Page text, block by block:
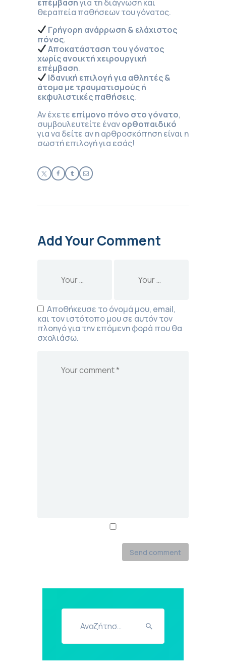
επέμβασηγια τη διάγνωση και
θεραπεία παθήσεων του γόνατος.
Γρήγορη ανάρρωση & ελάχιστος
πόνος.
Αποκατάσταση του γόνατος
χωρίς ανοικτή χειρουργική
επέμβαση.
Ιδανική επιλογή για αθλητές &
άτομα με τραυματισμούς ή
εκφυλιστικές παθήσεις.
Αν έχετε επίμονο πόνο στο γόνατο,
συμβουλευτείτε ένανορθοπαιδικό
για να δείτε αν η αρθροσκόπηση είναι η
σωστή επιλογή για εσάς!
Add Your Comment
Αποθήκευσε το όνομά μου, email,
και τον ιστότοπο μου σε αυτόν τον
πλοηγό για την επόμενη φορά που θα
σχολιάσω.
Αναζήτηση